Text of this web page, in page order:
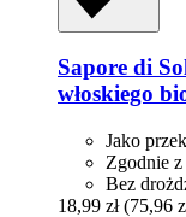
Sapore di
włoskiego
Jako
Zgodnie
Bez
18,99 zł (75,96